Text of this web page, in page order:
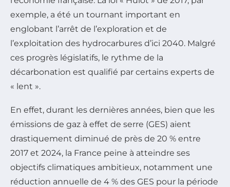
exemple, a été un tournant important en
englobant l’arrêt de l’exploration et de
l’exploitation des hydrocarbures d’ici 2040. Malgré
ces progrès législatifs, le rythme de la
décarbonation est qualifié par certains experts de
« lent ».
En effet, durant les dernières années, bien que les
émissions de gaz à effet de serre (GES) aient
drastiquement diminué de près de 20 % entre
2017 et 2024, la France peine à atteindre ses
objectifs climatiques ambitieux, notamment une
réduction annuelle de 4 % des GES pour la période